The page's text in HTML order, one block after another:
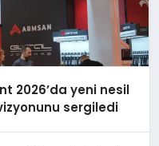
2026’da yeni nesil
sergiledi